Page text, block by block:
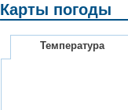
Карты погоды
Температура